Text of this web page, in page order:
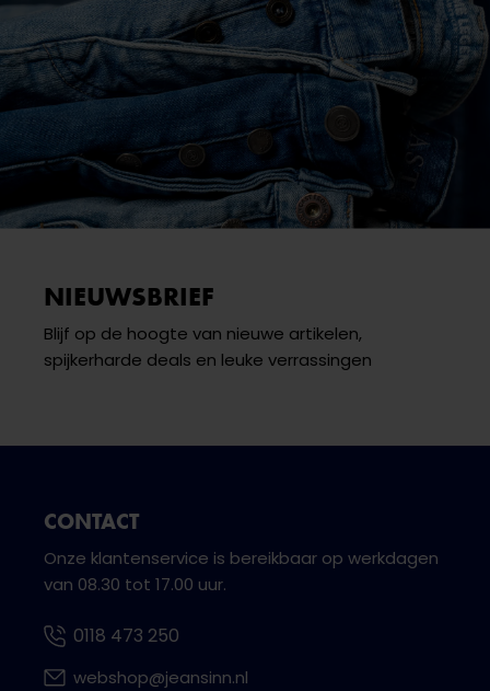
NIEUWSBRIEF
Blijf op de hoogte van nieuwe artikelen,
spijkerharde deals en leuke verrassingen
CONTACT
Onze klantenservice is bereikbaar op werkdagen
van 08.30 tot 17.00 uur.
0118 473 250
webshop@jeansinn.nl